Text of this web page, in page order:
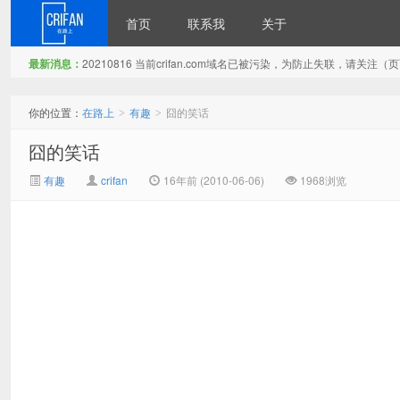
首页 联系我 关于
最新消息： 20210816 当前crifan.com域名已被污染，为防止失联，请关注（
你的位置： 在路上 > 有趣 > 囧的笑话
囧的笑话
有趣 crifan 16年前 (2010-06-06) 1968浏览